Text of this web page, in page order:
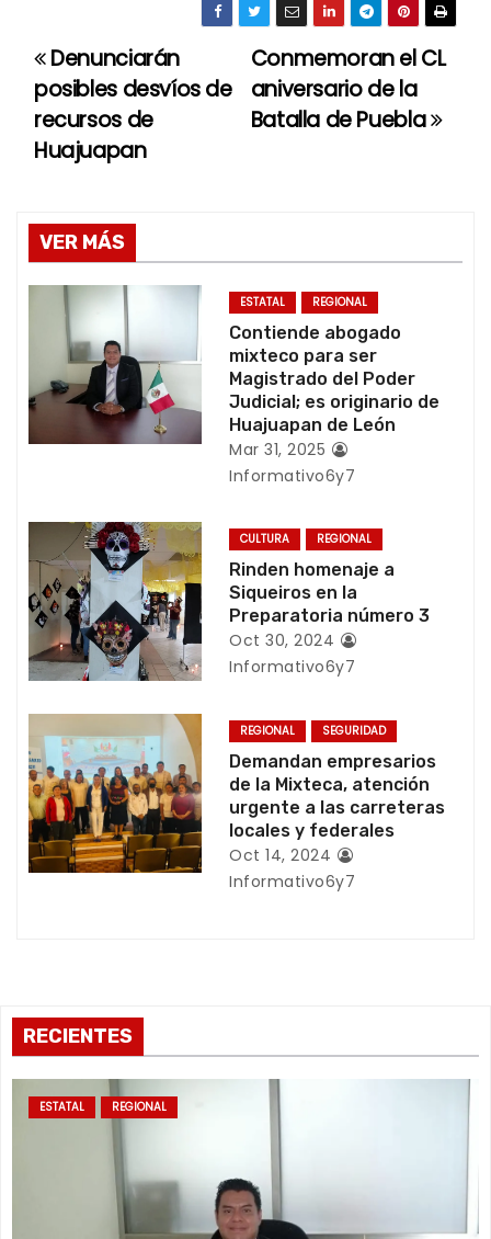
N
a
v
g
a
i
ó
d
e
e
n
t
r
a
d
Conmemoran el CL
aniversario de la
Batalla de Puebla
Denunciarán
posibles desvíos de
recursos de
Huajuapan
VER MÁS
ESTATAL REGIONAL
Contiende abogado
mixteco para ser
Magistrado del Poder
Judicial; es originario de
Huajuapan de León
Mar 31, 2025
Informativo6y7
CULTURA REGIONAL
Rinden homenaje a
Siqueiros en la
Preparatoria número 3
Oct 30, 2024
Informativo6y7
REGIONAL SEGURIDAD
Demandan empresarios
de la Mixteca, atención
urgente a las carreteras
locales y federales
Oct 14, 2024
Informativo6y7
RECIENTES
ESTATAL REGIONAL